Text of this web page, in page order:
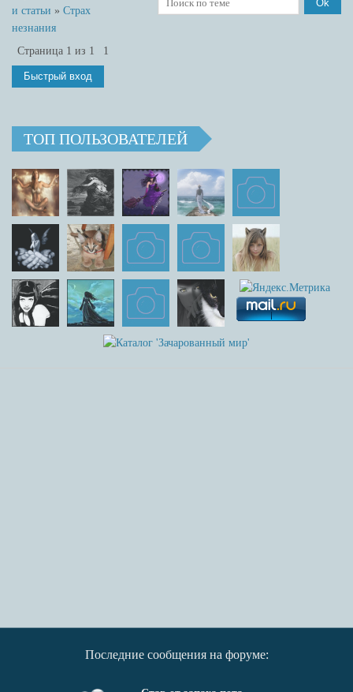
и статьи » Страх
незнания
Страница 1 из 1 1
ТОП ПОЛЬЗОВАТЕЛЕЙ
Последние сообщения на форуме: